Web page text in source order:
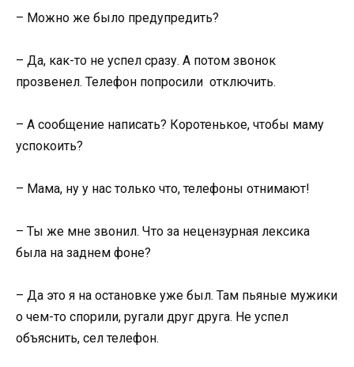
– Можно же было предупредить?
– Да, как-то не успел сразу. А потом звонок
прозвенел. Телефон попросили отключить.
– А сообщение написать? Коротенькое, чтобы маму
успокоить?
– Мама, ну у нас только что, телефоны отнимают!
– Ты же мне звонил. Что за нецензурная лексика
была на заднем фоне?
– Да это я на остановке уже был. Там пьяные мужики
о чем-то спорили, ругали друг друга. Не успел
объяснить, сел телефон.